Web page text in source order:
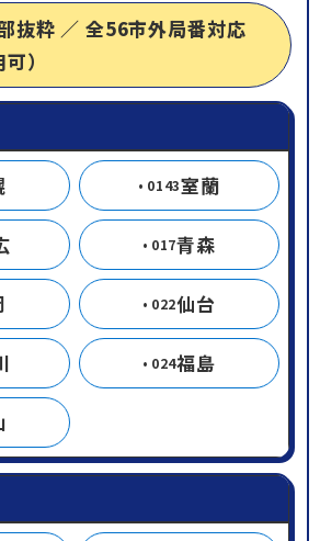
抜粋 ／ 全56市外局番対応
）
0143室蘭
017青森
022仙台
024福島